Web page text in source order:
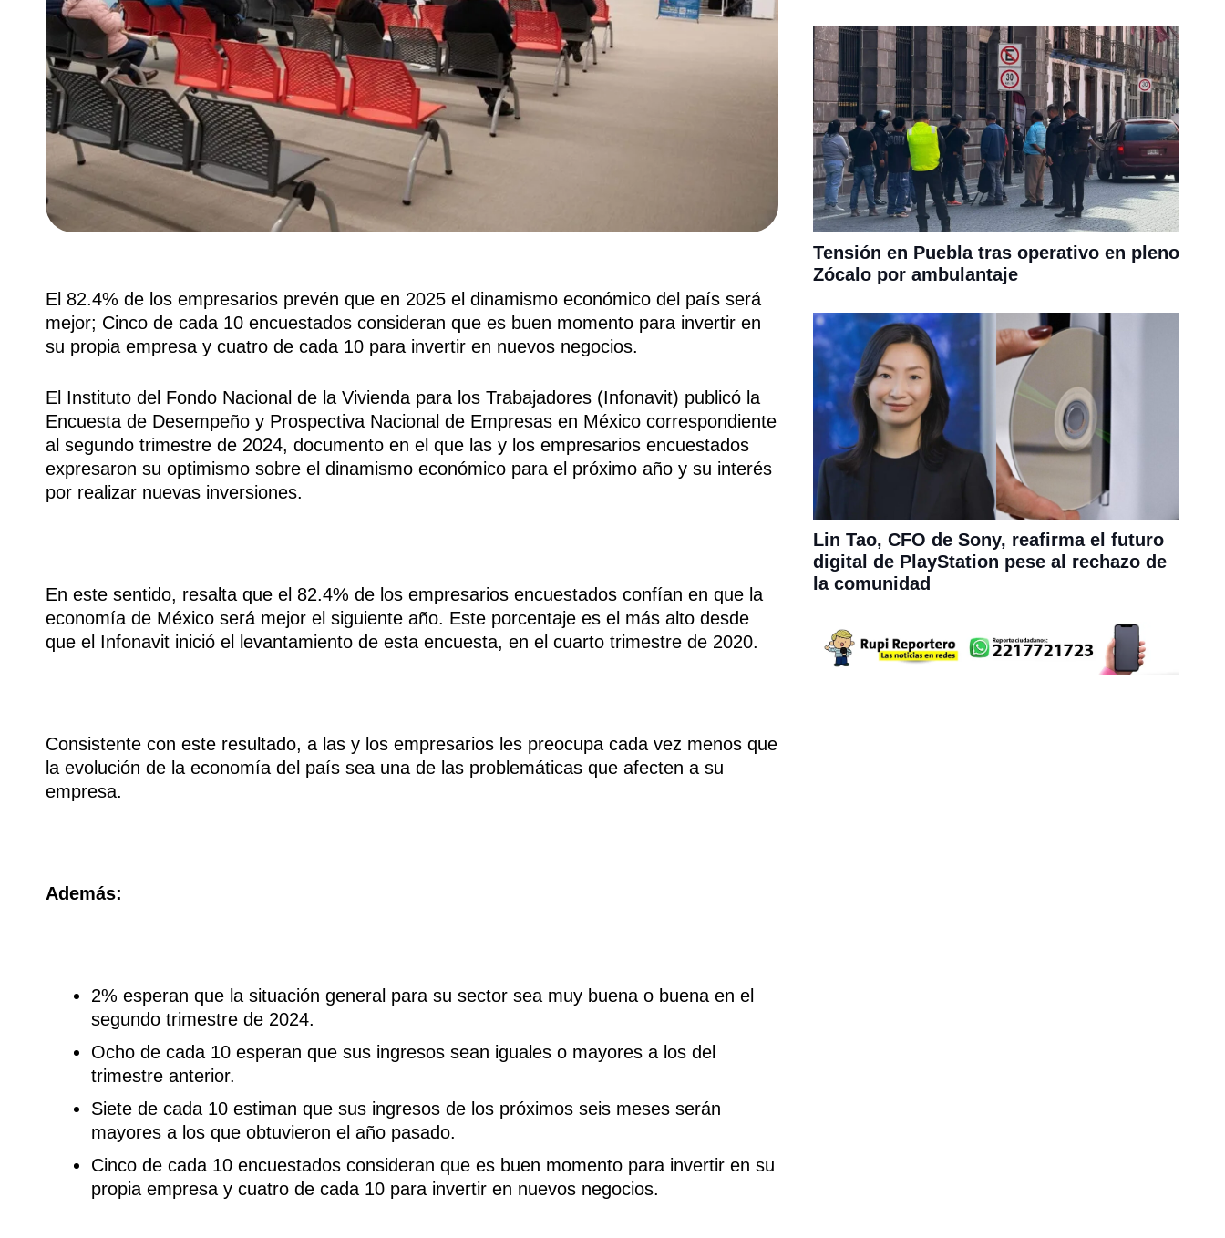
El 82.4% de los empresarios prevén que en 2025 el dinamismo económico del país será
mejor; Cinco de cada 10 encuestados consideran que es buen momento para invertir en
su propia empresa y cuatro de cada 10 para invertir en nuevos negocios.
El Instituto del Fondo Nacional de la Vivienda para los Trabajadores (Infonavit) publicó la
Encuesta de Desempeño y Prospectiva Nacional de Empresas en México correspondiente
al segundo trimestre de 2024, documento en el que las y los empresarios encuestados
expresaron su optimismo sobre el dinamismo económico para el próximo año y su interés
por realizar nuevas inversiones.
En este sentido, resalta que el 82.4% de los empresarios encuestados confían en que la
economía de México será mejor el siguiente año. Este porcentaje es el más alto desde
que el Infonavit inició el levantamiento de esta encuesta, en el cuarto trimestre de 2020.
Consistente con este resultado, a las y los empresarios les preocupa cada vez menos que
la evolución de la economía del país sea una de las problemáticas que afecten a su
empresa.
Además:
2% esperan que la situación general para su sector sea muy buena o buena en el
segundo trimestre de 2024.
Ocho de cada 10 esperan que sus ingresos sean iguales o mayores a los del
trimestre anterior.
Siete de cada 10 estiman que sus ingresos de los próximos seis meses serán
mayores a los que obtuvieron el año pasado.
Cinco de cada 10 encuestados consideran que es buen momento para invertir en su
propia empresa y cuatro de cada 10 para invertir en nuevos negocios.
Tensión en Puebla tras operativo en pleno
Zócalo por ambulantaje
Lin Tao, CFO de Sony, reafirma el futuro
digital de PlayStation pese al rechazo de
la comunidad